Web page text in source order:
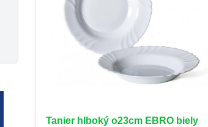
Tanier hlboký o23cm EBRO biely